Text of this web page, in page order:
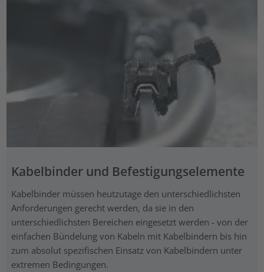
Kabelbinder und Befestigungselemente
Kabelbinder müssen heutzutage den unterschiedlichsten
Anforderungen gerecht werden, da sie in den
unterschiedlichsten Bereichen eingesetzt werden - von der
einfachen Bündelung von Kabeln mit Kabelbindern bis hin
zum absolut spezifischen Einsatz von Kabelbindern unter
extremen Bedingungen.